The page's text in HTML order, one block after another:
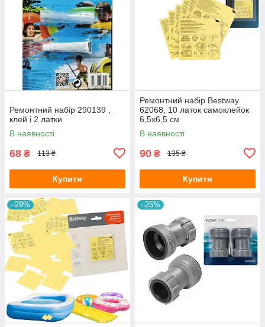
Ремонтний набір 290139 ,
клей і 2 латки
В наявності
68 ₴ 113 ₴
Купити
Ремонтний набір Bestway
62068, 10 латок самоклейок
6,5x6,5 см
В наявності
90 ₴ 135 ₴
Купити
–29% –25%